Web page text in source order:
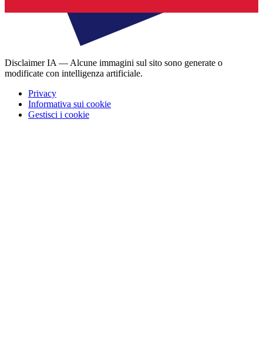
Disclaimer IA — Alcune immagini sul sito sono generate o
modificate con intelligenza artificiale.
Privacy
Informativa sui cookie
Gestisci i cookie